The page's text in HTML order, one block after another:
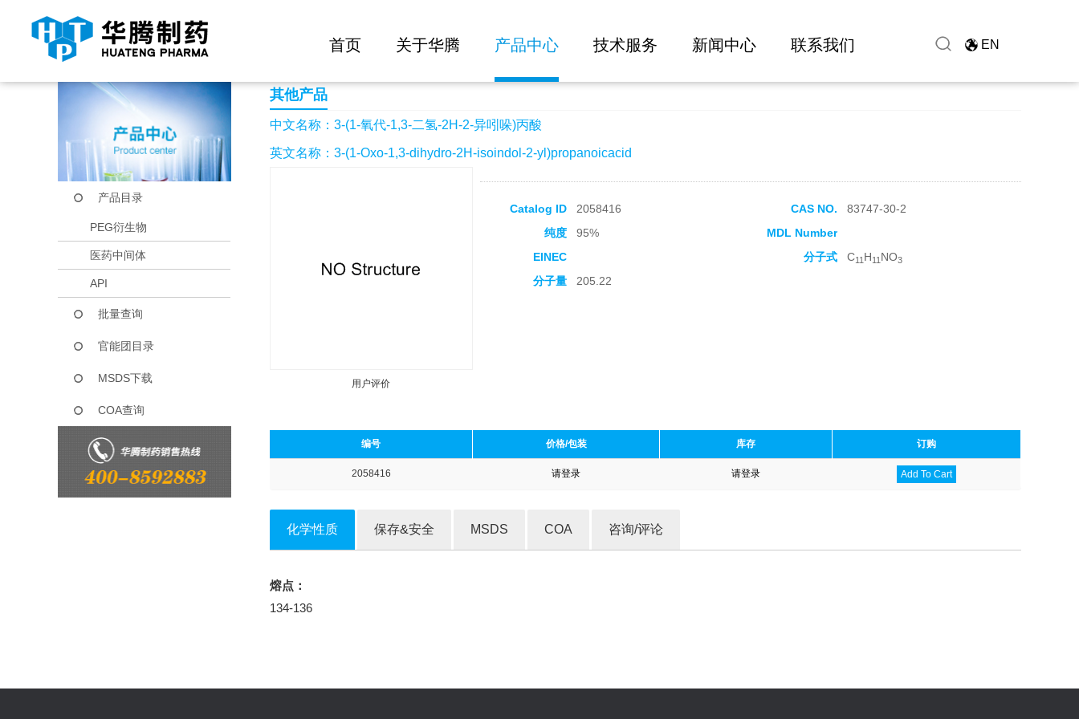
首页 关于华腾 产品中心 技术服务 新闻中心 联系我们 EN
当前位置： 首页 产品中心 3-(1-氧代-1,3-二氢-2H-2-异吲哚)丙酸
产品目录
PEG衍生物
医药中间体
API
批量查询
官能团目录
MSDS下载
COA查询
其他产品
中文名称：3-(1-氧代-1,3-二氢-2H-2-异吲哚)丙酸
英文名称：3-(1-Oxo-1,3-dihydro-2H-isoindol-2-yl)propanoicacid
用户评价
Catalog ID 2058416 CAS NO.
83747-30-2
纯度
95%
MDL Number
EINEC
分子式 C11 H11 NO3
分子量 205.22
编号 价格/包装 库存 订购
2058416 请登录 请登录 Add To Cart
化学性质 保存&安全 MSDS COA 咨询/评论
熔点：
134-136